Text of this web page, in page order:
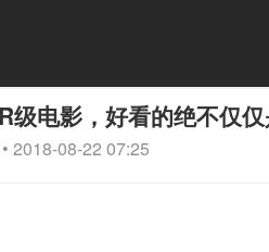
级电影，好看的绝不仅
2018-08-22 07:25